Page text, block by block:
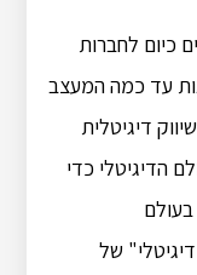
כיום לחברות
עד כמה המעצב
דיגיטלית
הדיגיטלי כדי
של